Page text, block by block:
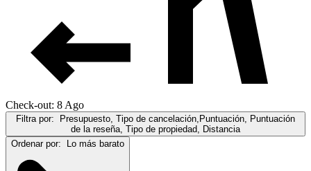
Check-out: 8 Ago
Filtra por: Presupuesto, Tipo de cancelación,Puntuación, Puntuación
de la reseña, Tipo de propiedad, Distancia
Ordenar por: Lo más barato